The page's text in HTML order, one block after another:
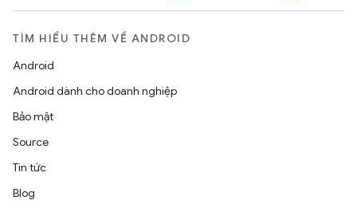
TÌM HIỂU THÊM VỀ ANDROID
Android
Android dành cho doanh nghiệp
Bảo mật
Source
Tin tức
Blog